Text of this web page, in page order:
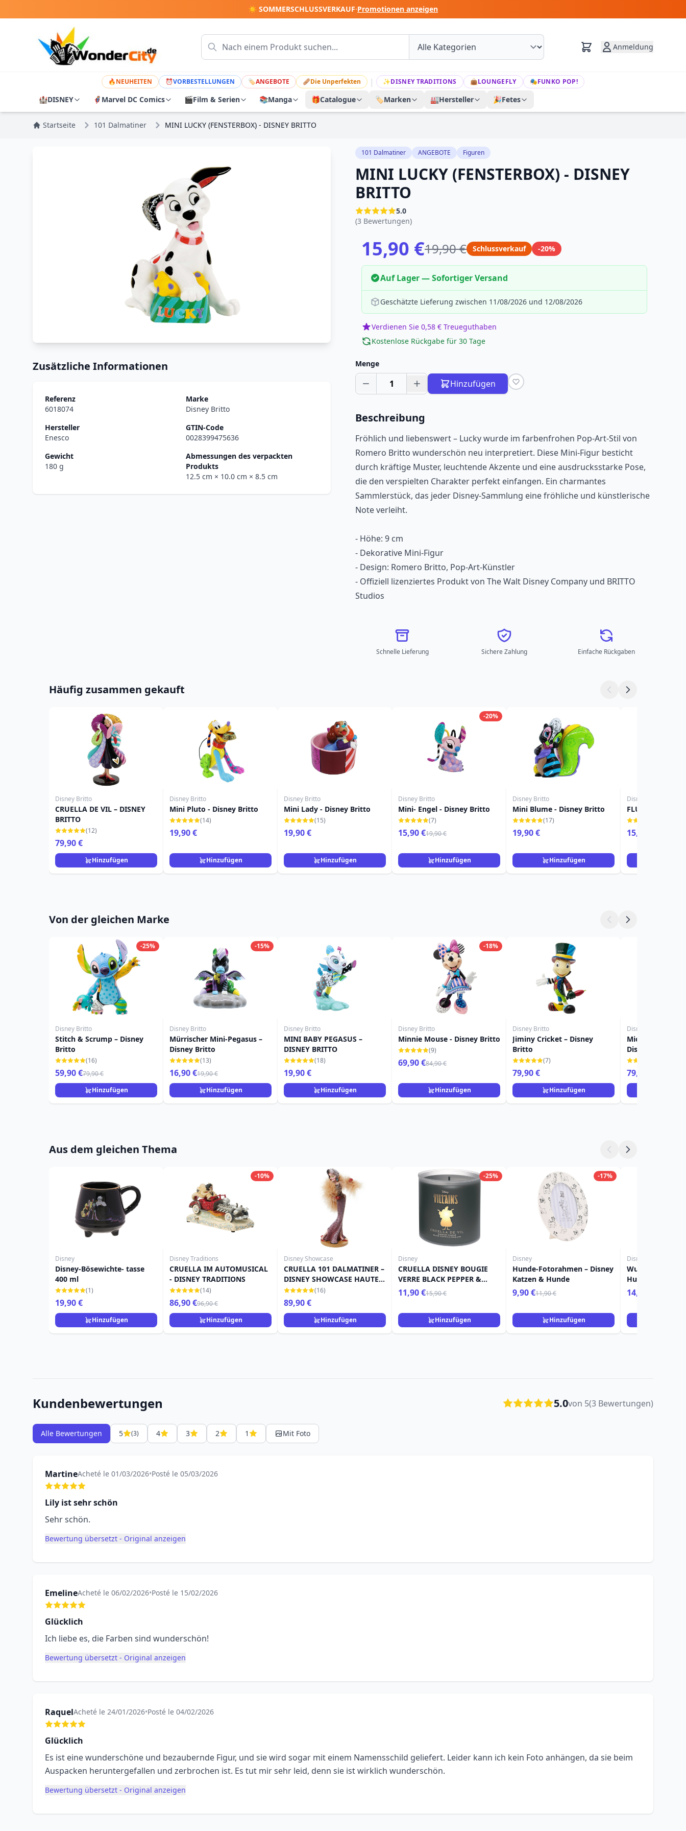
☀️ SOMMERSCHLUSSVERKAUF·Promotionen anzeigen
Anmeldung
🔥NEUHEITEN ⏰VORBESTELLUNGEN 🏷ANGEBOTE 🩹Die Unperfekten | ✨DISNEY TRADITIONS 👜LOUNGEFLY 🎭FUNKO POP!
🏰DISNEY 🦸 Marvel DC Comics 🎬Film & Serien 📚Manga 🎁Catalogue 🏷️Marken 🏭Hersteller 🎉Fetes
Startseite 101 Dalmatiner MINI LUCKY (FENSTERBOX) - DISNEY BRITTO
Zusätzliche Informationen
Referenz
6018074
Marke
Disney Britto
Hersteller
Enesco
GTIN-Code
0028399475636
Gewicht
180 g
Abmessungen des verpackten
Produkts
12.5 cm × 10.0 cm × 8.5 cm
101 Dalmatiner ANGEBOTE Figuren
MINI LUCKY (FENSTERBOX) - DISNEY
BRITTO
5.0
(3 Bewertungen)
15,90 €19,90 € Schlussverkauf -20%
Auf Lager — Sofortiger Versand
Geschätzte Lieferung zwischen 11/08/2026 und 12/08/2026
Verdienen Sie 0,58 € Treueguthaben
Kostenlose Rückgabe für 30 Tage
Menge
1 Hinzufügen
Beschreibung
Fröhlich und liebenswert – Lucky wurde im farbenfrohen Pop-Art-Stil von
Romero Britto wunderschön neu interpretiert. Diese Mini-Figur besticht
durch kräftige Muster, leuchtende Akzente und eine ausdrucksstarke Pose,
die den verspielten Charakter perfekt einfangen. Ein charmantes
Sammlerstück, das jeder Disney-Sammlung eine fröhliche und künstlerische
Note verleiht.
- Höhe: 9 cm
- Dekorative Mini-Figur
- Design: Romero Britto, Pop-Art-Künstler
- Offiziell lizenziertes Produkt von The Walt Disney Company und BRITTO
Studios
Schnelle Lieferung Sichere Zahlung Einfache Rückgaben
Häufig zusammen gekauft
Disney Britto
CRUELLA DE VIL – DISNEY
BRITTO
(12)
79,90 €
Hinzufügen
Disney Britto
Mini Pluto - Disney Britto
(14)
19,90 €
Hinzufügen
Disney Britto
Mini Lady - Disney Britto
(15)
19,90 €
Hinzufügen
-20%
Disney Britto
Mini- Engel - Disney Britto
(7)
15,90 €19,90 €
Hinzufügen
Disney Britto
Mini Blume - Disney Britto
(17)
19,90 €
Hinzufügen
Disney Britto
FLUNDER -
15,90 €
Von der gleichen Marke
-25%
Disney Britto
Stitch & Scrump – Disney
Britto
(16)
59,90 €79,90 €
Hinzufügen
-15%
Disney Britto
Mürrischer Mini-Pegasus –
Disney Britto
(13)
16,90 €19,90 €
Hinzufügen
Disney Britto
MINI BABY PEGASUS –
DISNEY BRITTO
(18)
19,90 €
Hinzufügen
-18%
Disney Britto
Minnie Mouse - Disney Britto
(9)
69,90 €84,90 €
Hinzufügen
Disney Britto
Jiminy Cricket – Disney
Britto
(7)
79,90 €
Hinzufügen
Disney Britto
Mickey &
Disney Britto
79,90 €
Aus dem gleichen Thema
Disney
Disney-Bösewichte- tasse
400 ml
(1)
19,90 €
Hinzufügen
-10%
Disney Traditions
CRUELLA IM AUTOMUSICAL
- DISNEY TRADITIONS
(14)
86,90 €96,90 €
Hinzufügen
Disney Showcase
CRUELLA 101 DALMATINER –
DISNEY SHOWCASE HAUTE
COUTURE(16)
89,90 €
Hinzufügen
-25%
Disney
CRUELLA DISNEY BOUGIE
VERRE BLACK PEPPER &
FOXHANOVE
11,90 €15,90 €
Hinzufügen
-17%
Disney
Hunde-Fotorahmen – Disney
Katzen & Hunde
9,90 €11,90 €
Hinzufügen
Disney
Wuff tasse -
Hunde
14,90 €
Kundenbewertungen 5.0von 5(3 Bewertungen)
Alle Bewertungen 5 (3) 4 3 2 1 Mit Foto
MartineAcheté le 01/03/2026•Posté le 05/03/2026
Lily ist sehr schön
Sehr schön.
Bewertung übersetzt - Original anzeigen
EmelineAcheté le 06/02/2026•Posté le 15/02/2026
Glücklich
Ich liebe es, die Farben sind wunderschön!
Bewertung übersetzt - Original anzeigen
RaquelAcheté le 24/01/2026•Posté le 04/02/2026
Glücklich
Es ist eine wunderschöne und bezaubernde Figur, und sie wird sogar mit einem Namensschild geliefert. Leider kann ich kein Foto anhängen, da sie beim
Auspacken heruntergefallen und zerbrochen ist. Es tut mir sehr leid, denn sie ist wirklich wunderschön.
Bewertung übersetzt - Original anzeigen